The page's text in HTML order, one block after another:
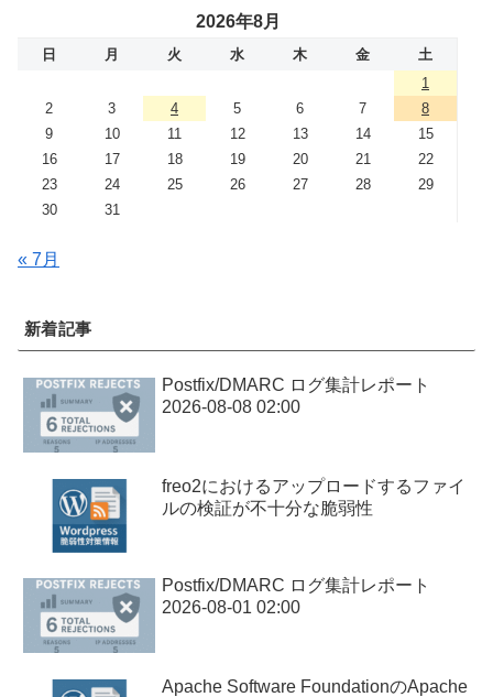
2026年8月
日 月 火 水 木 金
土
1
2
3 4 5 6 7
8
9
10 11 12 13 14
15
16
17 18 19 20 21
22
23
24 25 26 27 28
29
30
31
« 7月
新着記事
Postfix/DMARC ログ集計レポート
2026-08-08 02:00
freo2におけるアップロードするファイ
ルの検証が不十分な脆弱性
Postfix/DMARC ログ集計レポート
2026-08-01 02:00
Apache Software FoundationのApache